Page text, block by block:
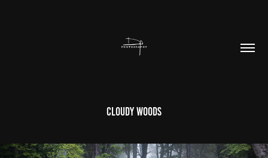
Cloudy Woods